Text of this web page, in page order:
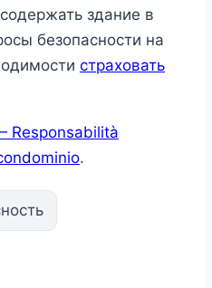
здание в
безопасности на
страховать
Responsabilità
.